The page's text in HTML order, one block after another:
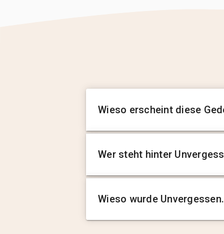
Wieso erscheint diese
Wer steht hinter
Wieso wurde